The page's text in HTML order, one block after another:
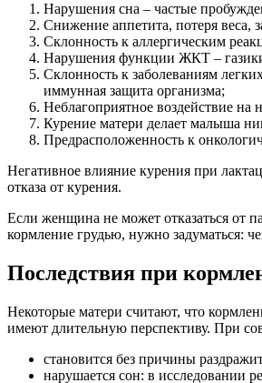
Нарушения сна – частые
Снижение аппетита, потеря веса,
Склонность к аллергическим
Нарушения функции ЖКТ –
Склонность к заболеваниям
иммунная защита организма;
Неблагоприятное воздействие
Курение матери делает малыша
Предрасположенность к
Негативное влияние курения при
отказа от курения.
Если женщина не может отказаться от
кормление грудью, нужно задуматься:
Последствия при
Некоторые матери считают, что
имеют длительную перспективу. При
становится без причины
нарушается сон: в исследовании